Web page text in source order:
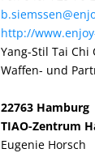
http://
Yang-Stil Tai Chi
Waffen- und
22763 Hamburg
TIAO-Zentrum
Eugenie Horsch